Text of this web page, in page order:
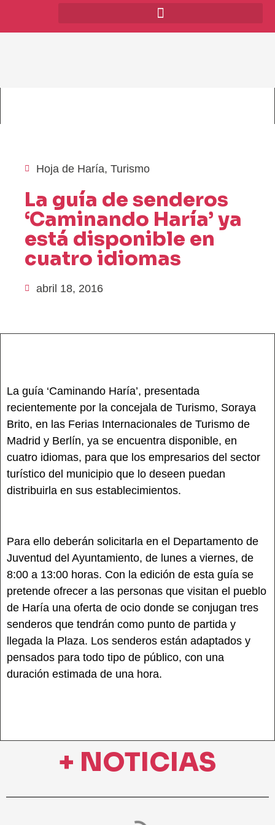
Hoja de Haría, Turismo
La guía de senderos
‘Caminando Haría’ ya
está disponible en
cuatro idiomas
abril 18, 2016
La guía ‘Caminando Haría’, presentada
recientemente por la concejala de Turismo, Soraya
Brito, en las Ferias Internacionales de Turismo de
Madrid y Berlín, ya se encuentra disponible, en
cuatro idiomas, para que los empresarios del sector
turístico del municipio que lo deseen puedan
distribuirla en sus establecimientos.
Para ello deberán solicitarla en el Departamento de
Juventud del Ayuntamiento, de lunes a viernes, de
8:00 a 13:00 horas. Con la edición de esta guía se
pretende ofrecer a las personas que visitan el pueblo
de Haría una oferta de ocio donde se conjugan tres
senderos que tendrán como punto de partida y
llegada la Plaza. Los senderos están adaptados y
pensados para todo tipo de público, con una
duración estimada de una hora.
+ NOTICIAS